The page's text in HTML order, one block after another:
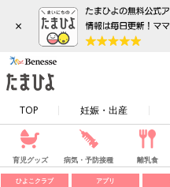
×
TOP 妊娠・出産
育児グッズ 病気・予防接種 離乳食
ひよこクラブ アプリ